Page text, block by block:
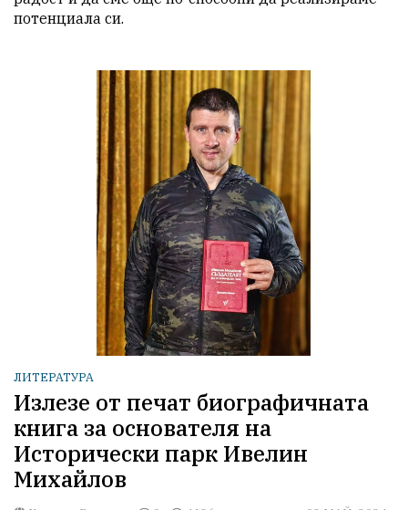
потенциала си.
ЛИТЕРАТУРА
Излезе от печат биографичната
книга за основателя на
Исторически парк Ивелин
Михайлов